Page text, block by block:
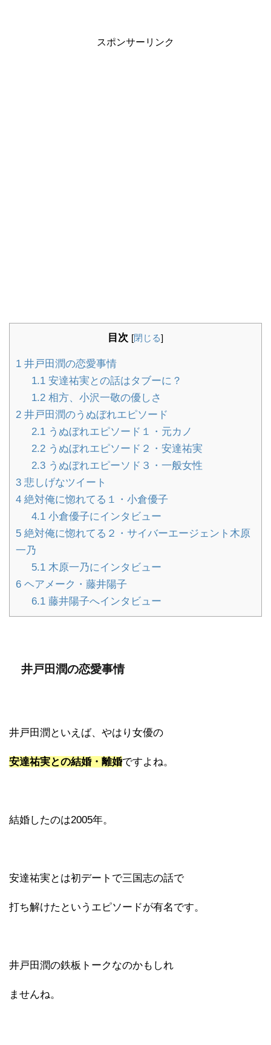
スポンサーリンク
目次 [閉じる]
1 井戸田潤の恋愛事情
1.1安達祐実との話はタブーに？
1.2相方、小沢一敬の優しさ
2 井戸田潤のうぬぼれエピソード
2.1うぬぼれエピソード１・元カノ
2.2うぬぼれエピソード２・安達祐実
2.3うぬぼれエピーソド３・一般女性
3 悲しげなツイート
4 絶対俺に惚れてる１・小倉優子
4.1小倉優子にインタビュー
5 絶対俺に惚れてる２・サイバーエージェント木原
一乃
5.1木原一乃にインタビュー
6 ヘアメーク・藤井陽子
6.1藤井陽子へインタビュー
井戸田潤の恋愛事情
井戸田潤といえば、やはり女優の
安達祐実との結婚・離婚ですよね。
結婚したのは2005年。
安達祐実とは初デートで三国志の話で
打ち解けたというエピソードが有名です。
井戸田潤の鉄板トークなのかもしれ
ませんね。